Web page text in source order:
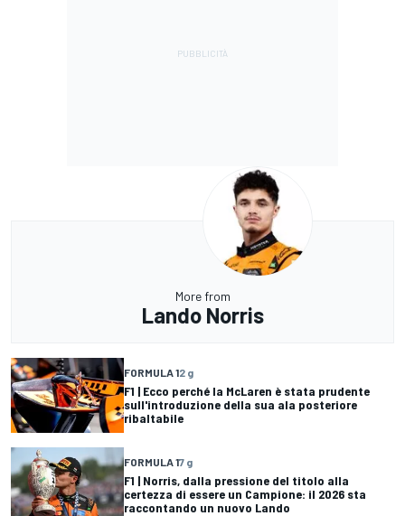
More from
Lando Norris
FORMULA 12 g
F1 | Ecco perché la McLaren è stata prudente
sull'introduzione della sua ala posteriore
ribaltabile
FORMULA 17 g
F1 | Norris, dalla pressione del titolo alla
certezza di essere un Campione: il 2026 sta
raccontando un nuovo Lando